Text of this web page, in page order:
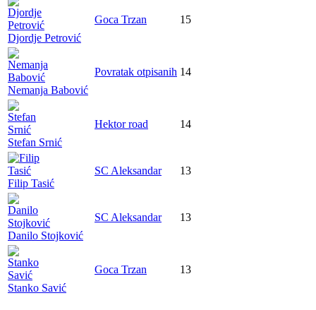
Djordje Petrović
Goca Trzan 15
Nemanja Babović
Povratak otpisanih 14
Stefan Srnić
Hektor road 14
Filip Tasić
SC Aleksandar 13
Danilo Stojković
SC Aleksandar 13
Stanko Savić
Goca Trzan 13